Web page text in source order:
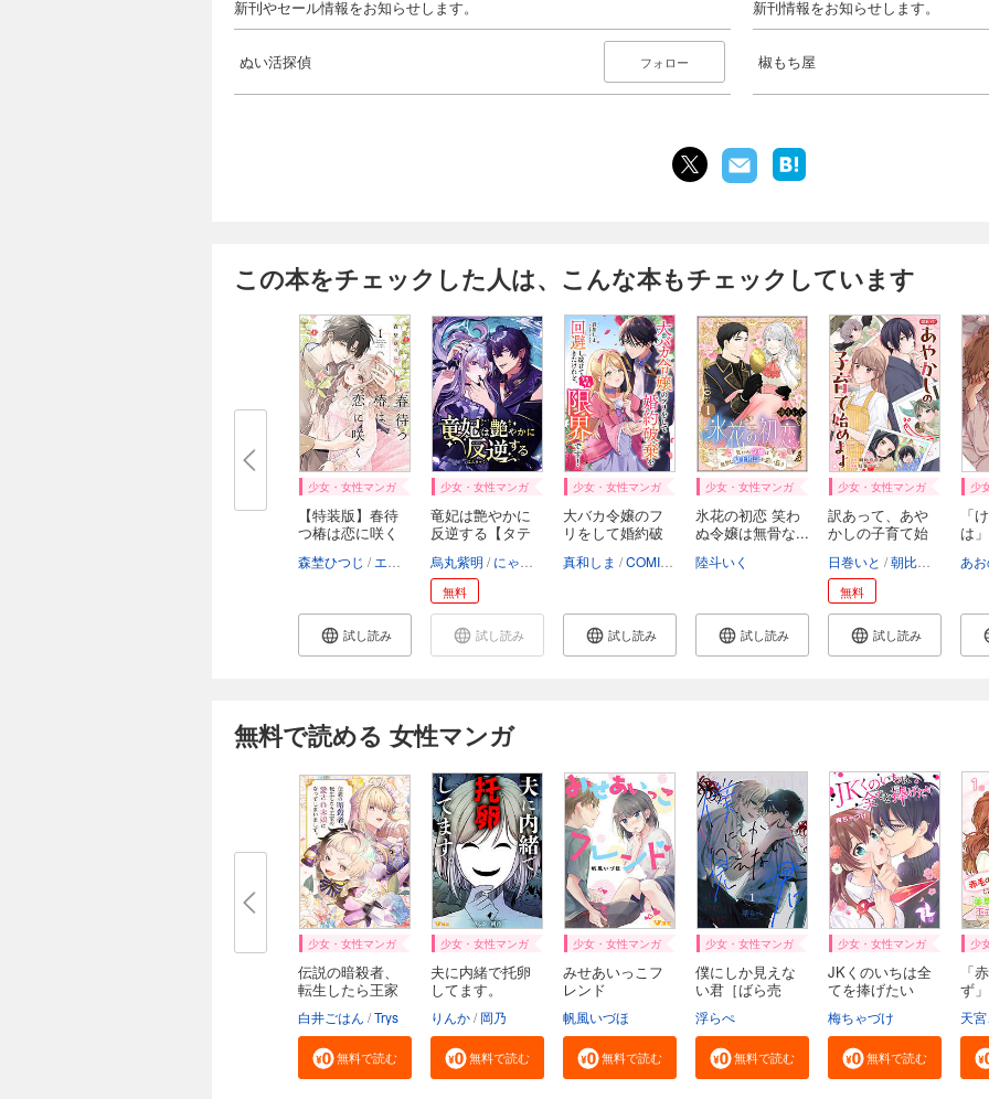
新刊やセール情報をお知らせします。
ぬい活探偵 フォロー
新刊情報をお知らせします。
椒もち屋
この本をチェックした人は、こんな本もチェックしています
少女・女性マンガ
【特装版】春待
つ椿は恋に咲く
森埜ひつじ エトワール編集部
試し読み
少女・女性マンガ
竜妃は艶やかに
反逆する【タテ
烏丸紫明 にゃまそ ContentsLab.BlueTOKYO
無料
試し読み
少女・女性マンガ
大バカ令嬢のフ
リをして婚約破
真和しま COMIC ROOM
試し読み
少女・女性マンガ
氷花の初恋 笑わ
ぬ令嬢は無骨な...
陸斗いく
試し読み
少女・女性マンガ
訳あって、あや
かしの子育て始
日巻いと 朝比奈希夜
無料
試し読み
少
「
は
あ
無料で読める 女性マンガ
少女・女性マンガ
伝説の暗殺者、
転生したら王家
白井ごはん Trys
無料で読む
少女・女性マンガ
夫に内緒で托卵
してます。
りんか 岡乃
無料で読む
少女・女性マンガ
みせあいっこフ
レンド
帆風いづほ
無料で読む
少女・女性マンガ
僕にしか見えな
い君［ばら売
浮らぺ
無料で読む
少女・女性マンガ
JKくのいちは全
てを捧げたい
梅ちゃづけ
無料で読む
少
「
ず
天